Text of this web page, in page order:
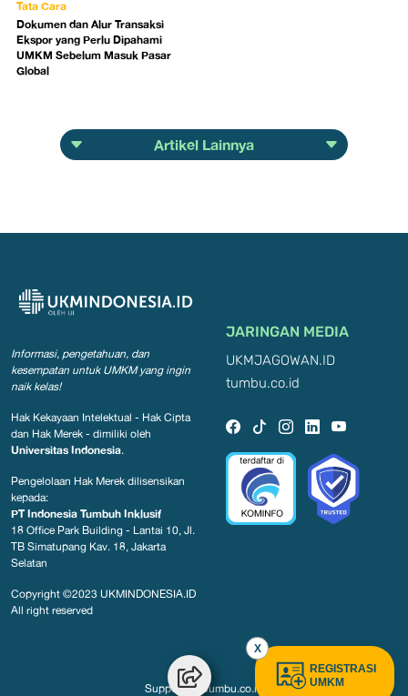
Tata Cara
Dokumen dan Alur Transaksi
Ekspor yang Perlu Dipahami
UMKM Sebelum Masuk Pasar
Global
Artikel Lainnya
Informasi, pengetahuan, dan
kesempatan untuk UMKM yang ingin
naik kelas!
Hak Kekayaan Intelektual - Hak Cipta
dan Hak Merek - dimiliki oleh
Universitas Indonesia.
Pengelolaan Hak Merek dilisensikan
kepada:
PT Indonesia Tumbuh Inklusif
18 Office Park Building - Lantai 10, Jl.
TB Simatupang Kav. 18, Jakarta
Selatan
Copyright ©2023 UKMINDONESIA.ID
All right reserved
JARINGAN MEDIA
UKMJAGOWAN.ID
tumbu.co.id
Support by Tumbu.co.id
X
REGISTRASI
UMKM